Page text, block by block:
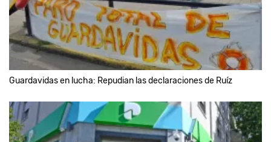
Guardavidas en lucha: Repudian las declaraciones de Ruíz